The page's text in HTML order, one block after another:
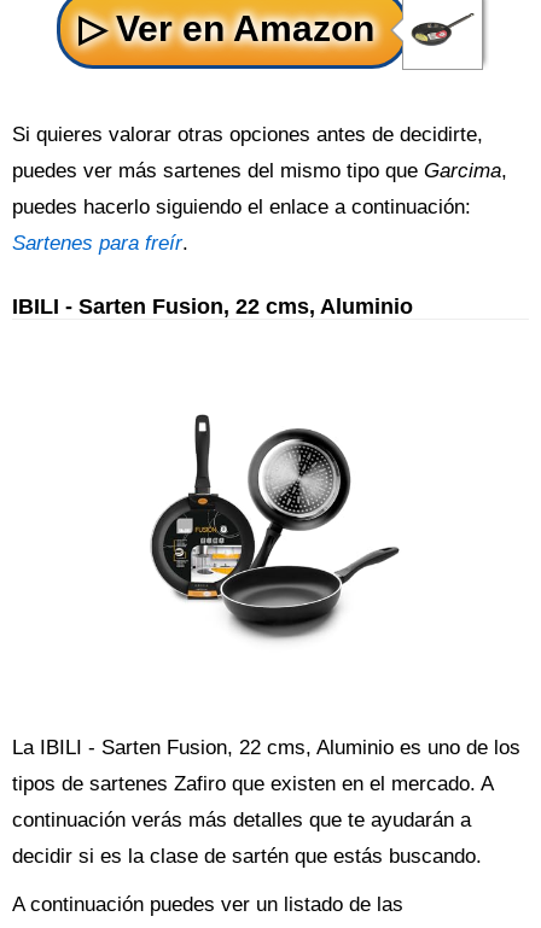
Si quieres valorar otras opciones antes de decidirte,
puedes ver más sartenes del mismo tipo que Garcima,
puedes hacerlo siguiendo el enlace a continuación:
Sartenes para freír.
IBILI - Sarten Fusion, 22 cms, Aluminio
La IBILI - Sarten Fusion, 22 cms, Aluminio es uno de los
tipos de sartenes Zafiro que existen en el mercado. A
continuación verás más detalles que te ayudarán a
decidir si es la clase de sartén que estás buscando.
A continuación puedes ver un listado de las